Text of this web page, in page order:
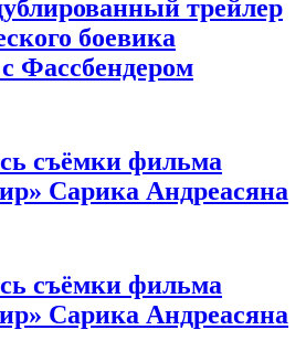
трейлер
боевика
Фассбендером
съёмки фильма
Сарика Андреасяна
съёмки фильма
Сарика Андреасяна